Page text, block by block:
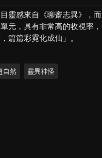
靈感來自《聊齋志異》，
元，具有非常高的收視率
篇篇彩霓化成仙」。
自然 靈異神怪